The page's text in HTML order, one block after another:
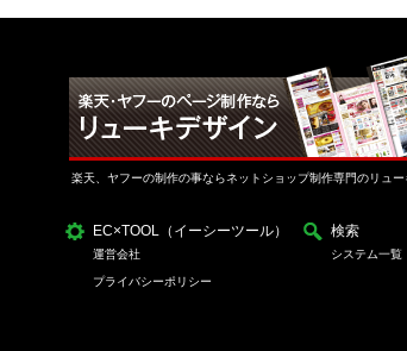
楽天、ヤフーの制作の事ならネットショップ制作専門のリュ
EC×TOOL（イーシーツール）
運営会社
プライバシーポリシー
検索
システム一覧